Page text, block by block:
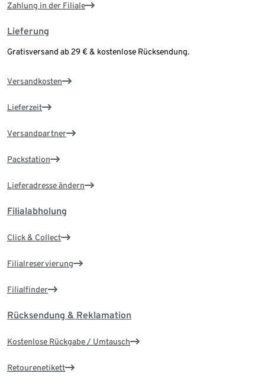
Zahlung in der Filiale
Lieferung
Gratisversand ab 29 € & kostenlose Rücksendung.
Versandkosten
Lieferzeit
Versandpartner
Packstation
Lieferadresse ändern
Filialabholung
Click & Collect
Filialreservierung
Filialfinder
Rücksendung & Reklamation
Kostenlose Rückgabe / Umtausch
Retourenetikett